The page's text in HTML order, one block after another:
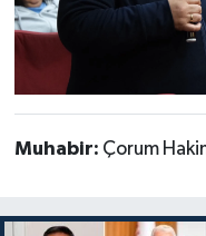
Muhabir: Çorum